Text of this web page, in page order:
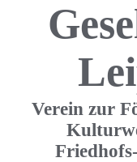
Verein zur